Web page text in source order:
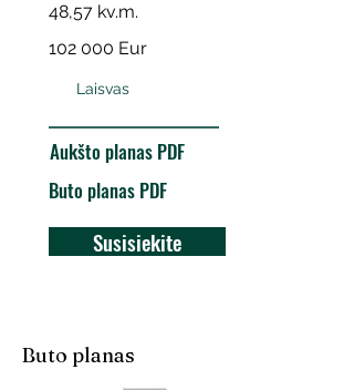
48,57 kv.m.
102 000 Eur
Laisvas
Aukšto planas PDF
Buto planas PDF
Susisiekite
Buto planas